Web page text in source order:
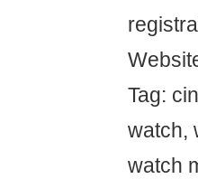
Tag:
watch,
watch